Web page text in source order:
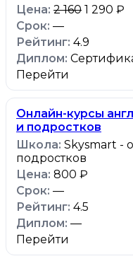
2 160 1 290 ₽
—
4.9
Перейти
Онлайн-курсы
и подростков
Skysmart -
подростков
800 ₽
—
4.5
—
Перейти